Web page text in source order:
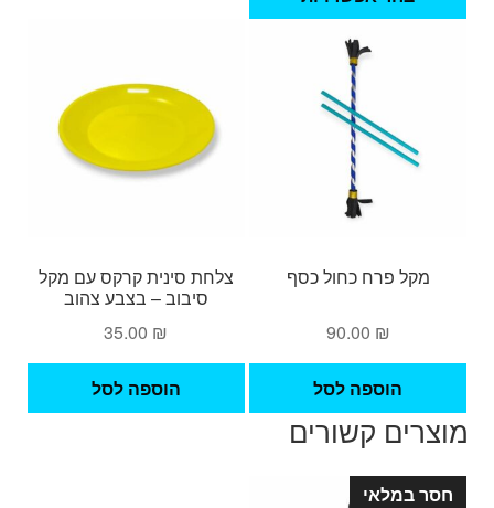
עד
לבחור
מקל פרח כחול כסף
90.00 ₪
הוספה לסל
צלחת סינית קרקס עם מקל
סיבוב – בצבע צהוב
35.00 ₪
הוספה לסל
מוצרים קשורים
חסר במלאי